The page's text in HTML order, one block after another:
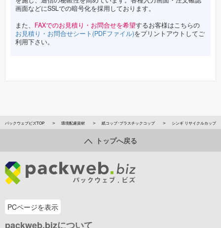
画面などにSSLでの暗号化を採用しております。
また、 FAXでのお見積り・お問合せを希望するお客様はこちらの
お見積り・お問合せシート(PDFファイル)をプリントアウトしてご
利用下さい。
パックウェブビズTOP 環境配慮資材 紙コップ･プラスチックコップ シンギ リサイクルカップ
トップへ戻る
PCページを表示
packweb.bizについて